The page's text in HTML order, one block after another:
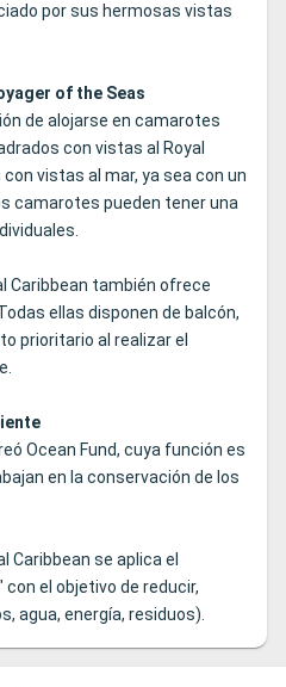
por sus hermosas vistas
of the Seas
de alojarse en camarotes
con vistas al Royal
vistas al mar, ya sea con un
camarotes pueden tener una
Caribbean también ofrece
ellas disponen de balcón,
prioritario al realizar el
Ocean Fund, cuya función es
en la conservación de los
Caribbean se aplica el
el objetivo de reducir,
agua, energía, residuos).